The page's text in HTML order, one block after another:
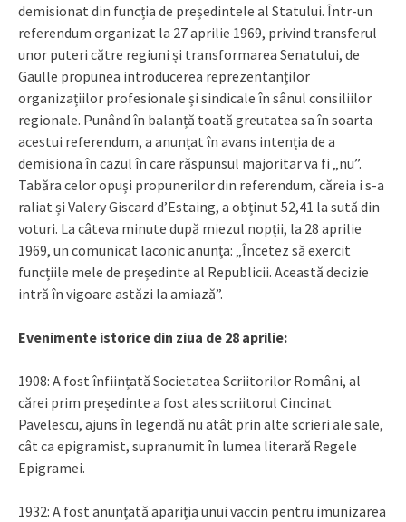
demisionat din funcția de președintele al Statului. Într-un
referendum organizat la 27 aprilie 1969, privind transferul
unor puteri către regiuni și transformarea Senatului, de
Gaulle propunea introducerea reprezentanților
organizațiilor profesionale și sindicale în sânul consiliilor
regionale. Punând în balanță toată greutatea sa în soarta
acestui referendum, a anunțat în avans intenția de a
demisiona în cazul în care răspunsul majoritar va fi „nu”.
Tabăra celor opuși propunerilor din referendum, căreia i s-a
raliat și Valery Giscard d’Estaing, a obținut 52,41 la sută din
voturi. La câteva minute după miezul nopții, la 28 aprilie
1969, un comunicat laconic anunța: „Încetez să exercit
funcțiile mele de președinte al Republicii. Această decizie
intră în vigoare astăzi la amiază”.
Evenimente istorice din ziua de 28 aprilie:
1908: A fost înființată Societatea Scriitorilor Români, al
cărei prim președinte a fost ales scriitorul Cincinat
Pavelescu, ajuns în legendă nu atât prin alte scrieri ale sale,
cât ca epigramist, supranumit în lumea literară Regele
Epigramei.
1932: A fost anunțată apariția unui vaccin pentru imunizarea